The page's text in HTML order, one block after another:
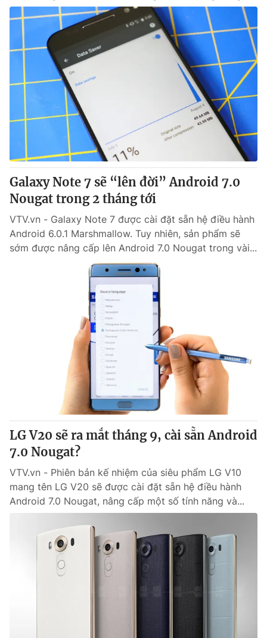
Galaxy Note 7 sẽ “lên đời” Android 7.0
Nougat trong 2 tháng tới
VTV.vn - Galaxy Note 7 được cài đặt sẵn hệ điều hành
Android 6.0.1 Marshmallow. Tuy nhiên, sản phẩm sẽ
sớm được nâng cấp lên Android 7.0 Nougat trong vài...
LG V20 sẽ ra mắt tháng 9, cài sẵn Android
7.0 Nougat?
VTV.vn - Phiên bản kế nhiệm của siêu phẩm LG V10
mang tên LG V20 sẽ được cài đặt sẵn hệ điều hành
Android 7.0 Nougat, nâng cấp một số tính năng và...